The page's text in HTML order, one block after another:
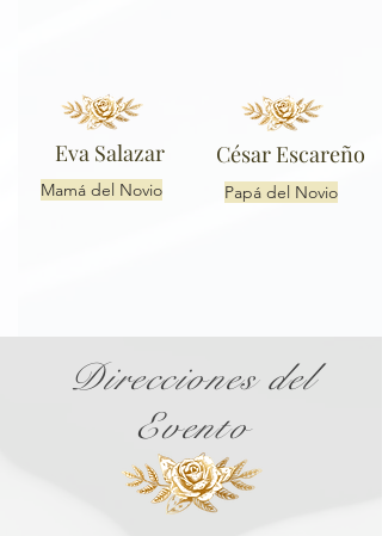
Eva Salazar
Mamá del Novio
César Escareño
Papá del Novio
Direcciones del
Evento